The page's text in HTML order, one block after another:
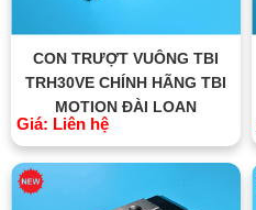
CON TRƯỢT VUÔNG TBI
TRH30VE CHÍNH HÃNG TBI
MOTION ĐÀI LOAN
Giá: Liên hệ